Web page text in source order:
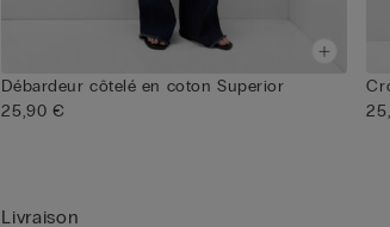
Débardeur côtelé en coton Superior
25,90 €
Livraison